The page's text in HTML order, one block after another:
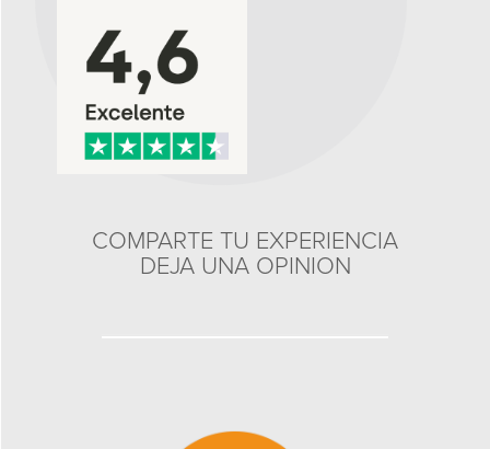
COMPARTE TU EXPERIENCIA
DEJA UNA OPINION